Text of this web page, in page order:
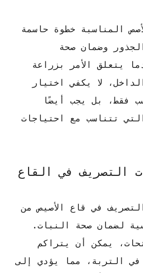
المناسبة خطوة حاسمة
وضمان صحة
يتعلق الأمر بزراعة
لا يكفي اختيار
فقط، بل يجب أيضًا
تتناسب مع احتياجات
التصريف في القاع
في قاع الأصيص من
لضمان صحة النبات.
يمكن أن يتراكم
في التربة، مما يؤدي إلى